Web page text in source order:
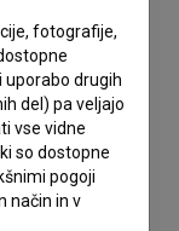
fotografije,
uporabo drugih
del) pa veljajo
vse vidne
so dostopne
pogoji
način in v